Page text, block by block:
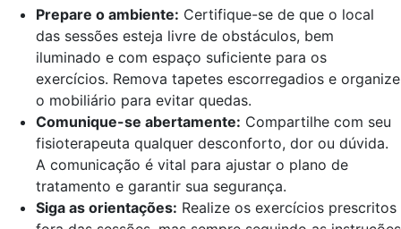
Prepare o ambiente: Certifique-se de que o local
das sessões esteja livre de obstáculos, bem
iluminado e com espaço suficiente para os
exercícios. Remova tapetes escorregadios e organize
o mobiliário para evitar quedas.
Comunique-se abertamente: Compartilhe com seu
fisioterapeuta qualquer desconforto, dor ou dúvida.
A comunicação é vital para ajustar o plano de
tratamento e garantir sua segurança.
Siga as orientações: Realize os exercícios prescritos